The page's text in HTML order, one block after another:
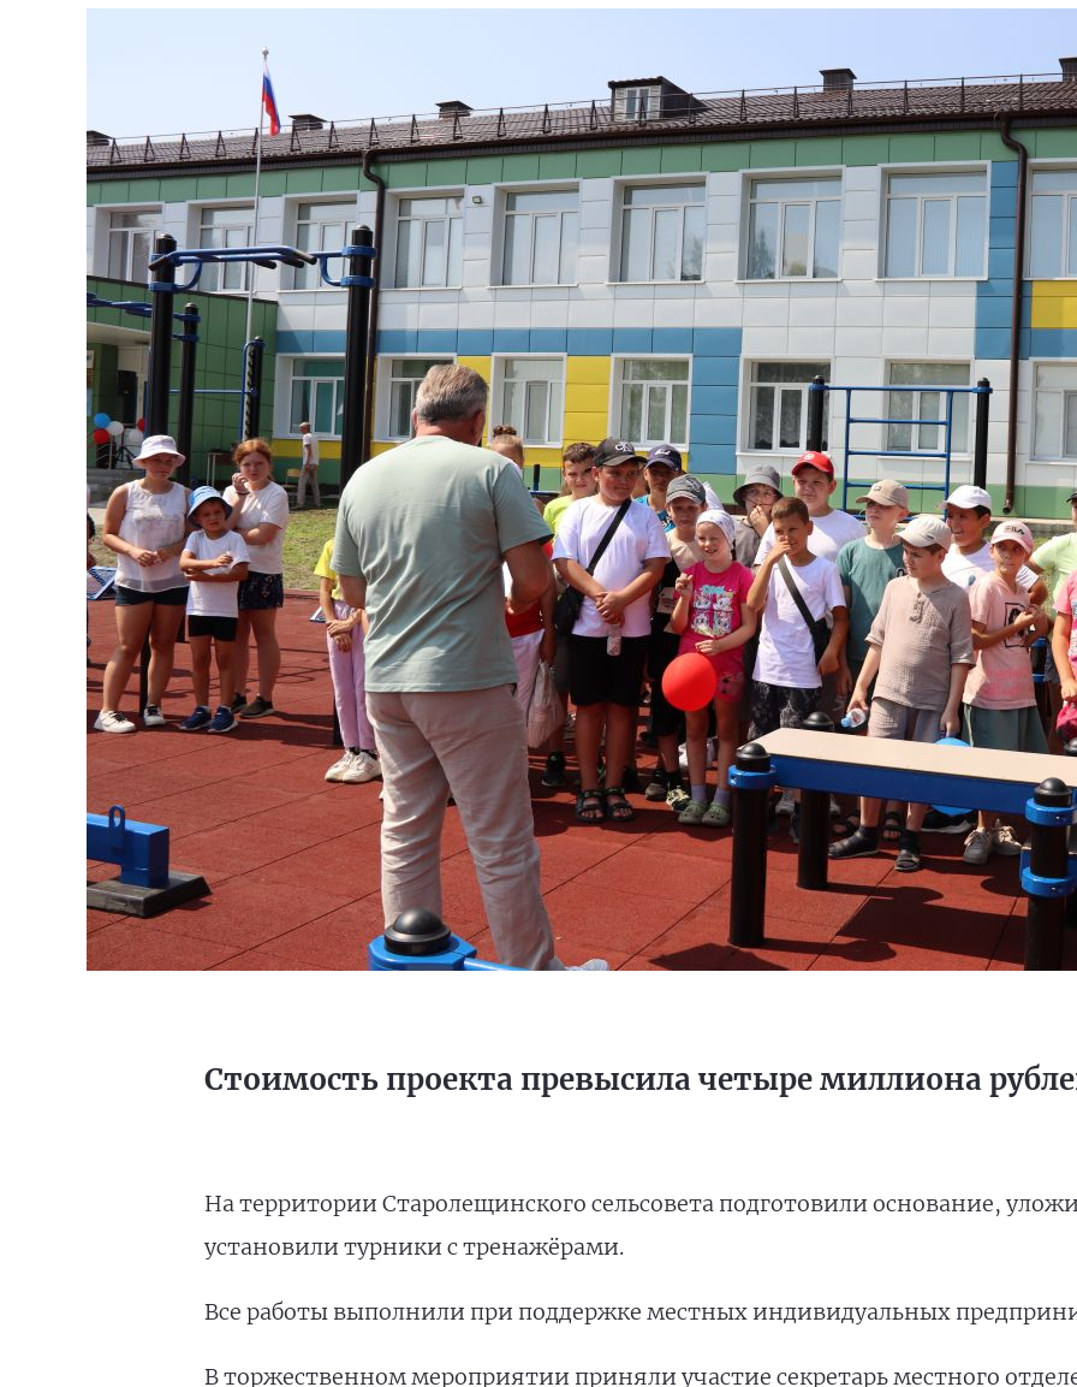
Стоимость проекта превысила четыре миллиона
На территории Старолещинского сельсовета подготовили основание,
установили турники с тренажёрами.
Все работы выполнили при поддержке местных индивидуальных
В торжественном мероприятии приняли участие секретарь местного